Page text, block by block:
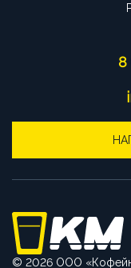
8
© 2026 ООО